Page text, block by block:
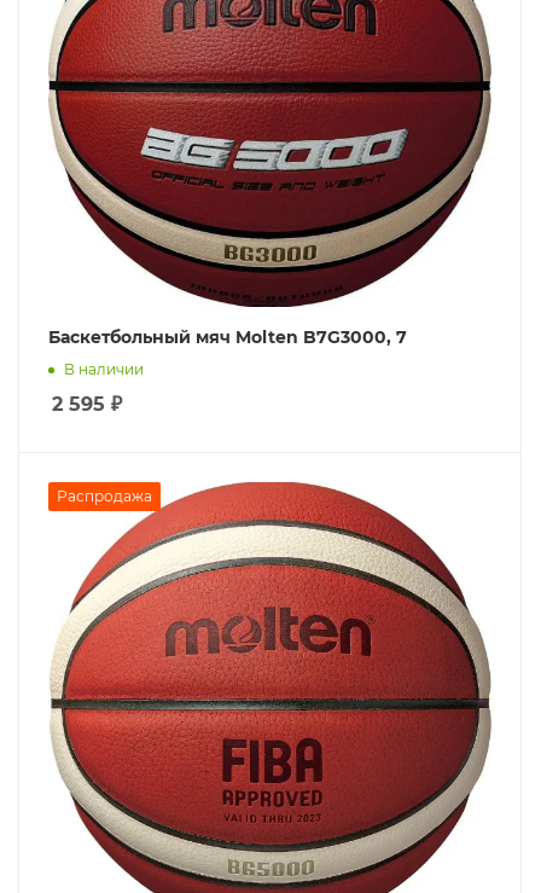
Баскетбольный мяч Molten B7G3000, 7
В наличии
2 595 ₽
Распродажа